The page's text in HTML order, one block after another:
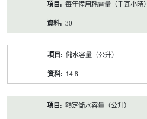
每年備用耗電量（千瓦小時）
30
儲水容量（公升）
14.8
額定儲水容量（公升）